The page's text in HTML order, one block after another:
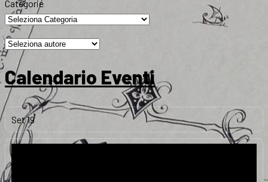
Categorie
Calendario Eventi
Set19